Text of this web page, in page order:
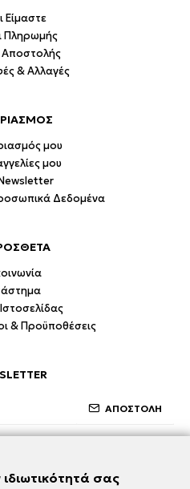
Είμαστε
Πληρωμής
Αποστολής
& Αλλαγές
μου
μου
Δεδομένα
& Προϋποθέσεις
ΑΠΟΣΤΟΛΗ
σας